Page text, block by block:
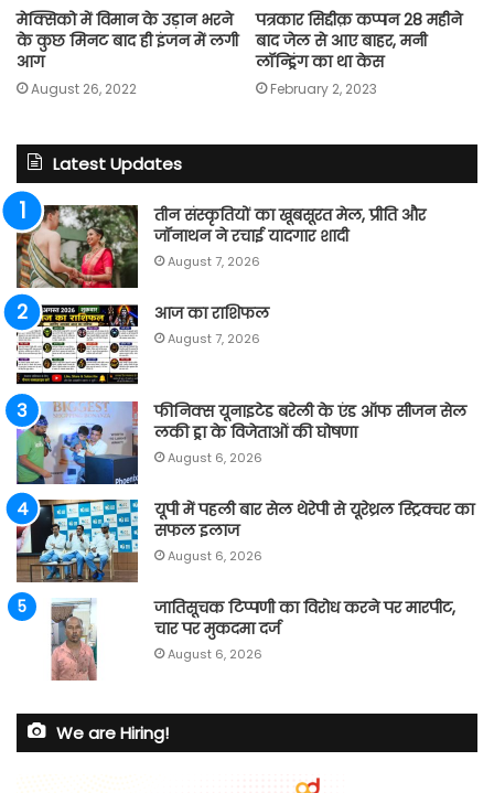
मेक्सिको में विमान के उड़ान भरने
के कुछ मिनट बाद ही इंजन में लगी
आग
August 26, 2022
पत्रकार सिद्दीक़ कप्पन 28 महीने
बाद जेल से आए बाहर, मनी
लॉन्ड्रिंग का था केस
February 2, 2023
Latest Updates
तीन संस्कृतियों का खूबसूरत मेल, प्रीति और
जॉनाथन ने रचाई यादगार शादी
August 7, 2026
आज का राशिफल
August 7, 2026
फीनिक्स यूनाइटेड बरेली के एंड ऑफ सीजन सेल
लकी ड्रा के विजेताओं की घोषणा
August 6, 2026
यूपी में पहली बार सेल थेरेपी से यूरेथ्रल स्ट्रिक्चर का
सफल इलाज
August 6, 2026
जातिसूचक टिप्पणी का विरोध करने पर मारपीट,
चार पर मुकदमा दर्ज
August 6, 2026
We are Hiring!